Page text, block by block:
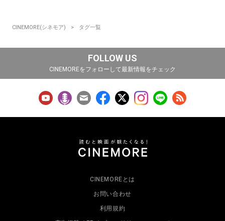
CINEMORE(シネモア) タグ一覧
FOLLOW US
CINEMOREをフォローして最新情報をチェック
CINEMOREとは
お問い合わせ
利用規約